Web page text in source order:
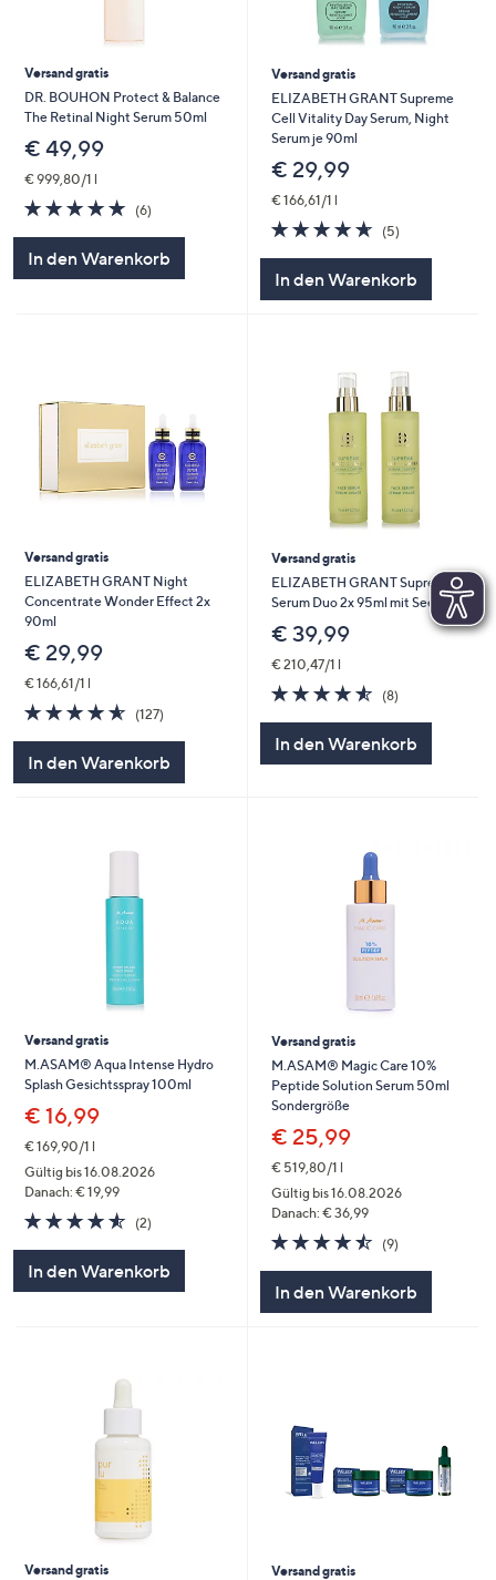
Versand gratis
DR. BOUHON Protect & Balance
The Retinal Night Serum 50ml
€ 49,99
€ 999,80/1 l
4.7
von
5
(6)
In den Warenkorb
Versand gratis
ELIZABETH GRANT Supreme
Cell Vitality Day Serum, Night
Serum je 90ml
€ 29,99
€ 166,61/1 l
4.6
von
5
(5)
In den Warenkorb
Versand gratis
ELIZABETH GRANT Night
Concentrate Wonder Effect 2x
90ml
€ 29,99
€ 166,61/1 l
4.5
von
(127)
In den Warenkorb
Versand gratis
ELIZABETH GRANT Supreme
Serum Duo 2x 95ml mit Seegurke
€ 39,99
€ 210,47/1 l
4.5
von
5
(8)
In den Warenkorb
Versand gratis
M.ASAM® Aqua Intense Hydro
Splash Gesichtsspray 100ml
€ 16,99
€ 169,90/1 l
Gültig bis 16.08.2026
Danach: € 19,99
4.5
von
(2)
In den Warenkorb
Versand gratis
M.ASAM® Magic Care 10%
Peptide Solution Serum 50ml
Sondergröße
€ 25,99
€ 519,80/1 l
Gültig bis 16.08.2026
Danach: € 36,99
4.4
von
(9)
In den Warenkorb
Versand gratis
Versand gratis